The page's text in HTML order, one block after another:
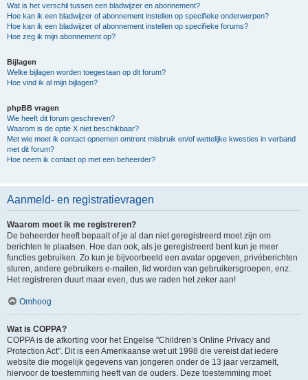
Wat is het verschil tussen een bladwijzer en abonnement?
Hoe kan ik een bladwijzer of abonnement instellen op specifieke onderwerpen?
Hoe kan ik een bladwijzer of abonnement instellen op specifieke forums?
Hoe zeg ik mijn abonnement op?
Bijlagen
Welke bijlagen worden toegestaan op dit forum?
Hoe vind ik al mijn bijlagen?
phpBB vragen
Wie heeft dit forum geschreven?
Waarom is de optie X niet beschikbaar?
Met wie moet ik contact opnemen omtrent misbruik en/of wettelijke kwesties in verband
met dit forum?
Hoe neem ik contact op met een beheerder?
Aanmeld- en registratievragen
Waarom moet ik me registreren?
De beheerder heeft bepaalt of je al dan niet geregistreerd moet zijn om
berichten te plaatsen. Hoe dan ook, als je geregistreerd bent kun je meer
functies gebruiken. Zo kun je bijvoorbeeld een avatar opgeven, privéberichten
sturen, andere gebruikers e-mailen, lid worden van gebruikersgroepen, enz.
Het registreren duurt maar even, dus we raden het zeker aan!
Omhoog
Wat is COPPA?
COPPA is de afkorting voor het Engelse "Children’s Online Privacy and
Protection Act". Dit is een Amerikaanse wet uit 1998 die vereist dat iedere
website die mogelijk gegevens van jongeren onder de 13 jaar verzamelt,
hiervoor de toestemming heeft van de ouders. Deze toestemming moet